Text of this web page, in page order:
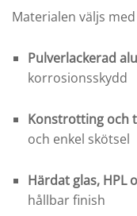
Materialen väljs
Pulverlackerad
korrosionsskydd
Konstrotting och
och enkel skötsel
Härdat glas, HPL
hållbar finish